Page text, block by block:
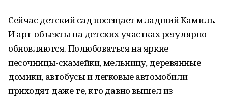
Сейчас детский сад посещает младший Камиль.
И арт-объекты на детских участках регулярно
обновляются. Полюбоваться на яркие
песочницы-скамейки, мельницу, деревянные
домики, автобусы и легковые автомобили
приходят даже те, кто давно вышел из